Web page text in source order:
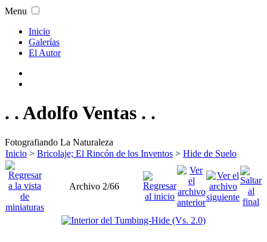
Menu
Inicio
Galerías
El Autor
. . Adolfo Ventas . .
Fotografiando La Naturaleza
Inicio > Bricolaje; El Rincón de los Inventos > Hide de Suelo
Archivo 2/66